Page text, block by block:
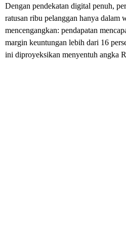
Dengan pendekatan digital penuh,
ratusan ribu pelanggan hanya dalam
mencengangkan: pendapatan
margin keuntungan lebih dari 16
ini diproyeksikan menyentuh angka